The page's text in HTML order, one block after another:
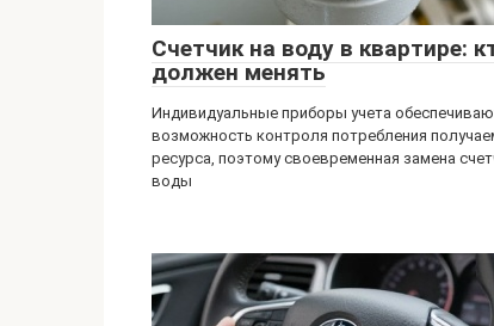
Счетчик на воду в квартире:
должен менять
Индивидуальные приборы учета
возможность контроля потребления
ресурса, поэтому своевременная замена
воды